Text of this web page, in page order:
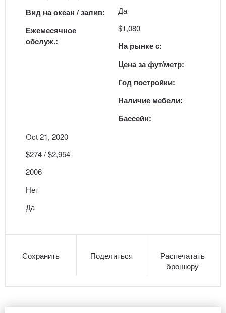
Вид на океан / залив:
Ежемесячное
обслуж.:
Да
$1,080
На рынке с:
Цена за фут/метр:
Год постройки:
Наличие мебели:
Бассейн:
Oct 21, 2020
$274 / $2,954
2006
Нет
Да
Сохранить Поделиться
Распечатать
брошюру